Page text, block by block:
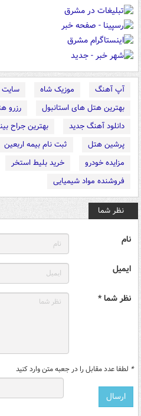
آپ آهنگ موزیک شاه
سایت
بهترین هتل های استانبول
رزرو
دانلود آهنگ جدید
بهترین جراح
پرشین هتل
ثبت نام بیمه اربعین
مزایده خودرو
خرید بلیط استخر
فروشنده مواد شیمیایی
نظر شما
نام
ایمیل
نظر شما *
* لطفا عدد مقابل را در جعبه متن وارد کنید